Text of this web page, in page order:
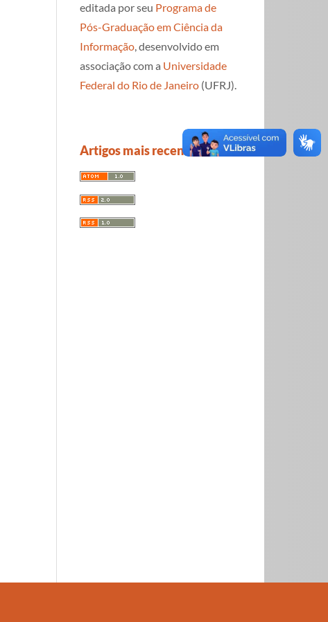
editada por seu Programa de
Pós-Graduação em Ciência da
Informação, desenvolvido em
associação com a Universidade
Federal do Rio de Janeiro (UFRJ).
Artigos mais recentes